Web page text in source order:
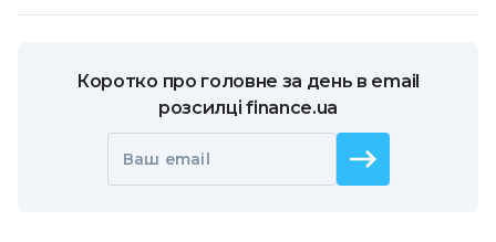
Коротко про головне за день в email
розсилці finance.ua
Ваш email